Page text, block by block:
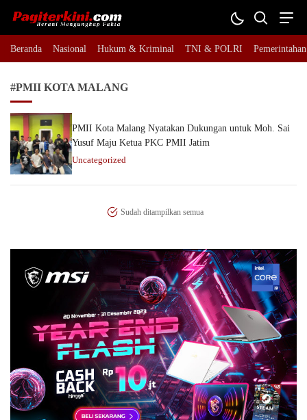
Pagiterkini.com
Berani Mengungkap Fakta
Beranda Nasional Hukum & Kriminal TNI & POLRI Pemerintahan
#PMII KOTA MALANG
PMII Kota Malang Nyatakan Dukungan untuk Moh. Sai
Yusuf Maju Ketua PKC PMII Jatim
Uncategorized
Sudah ditampilkan semua